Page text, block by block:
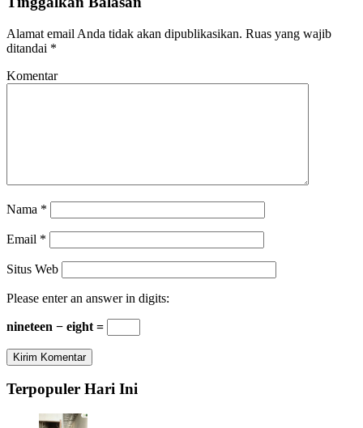
Alamat email Anda tidak akan dipublikasikan. Ruas yang wajib
ditandai *
Komentar
Nama *
Email *
Situs Web
Please enter an answer in digits:
nineteen − eight =
Terpopuler Hari Ini